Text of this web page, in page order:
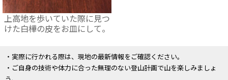
上高地を歩いていた際に見つ
けた白樺の皮をお皿にして。
・実際に行かれる際は、現地の最新情報をご確認ください。
・ご自身の技術や体力に合った無理のない登山計画で山を楽しみましょ